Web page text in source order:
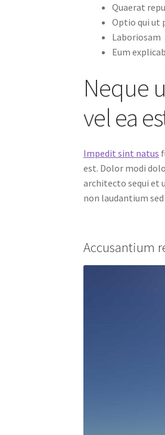
Quaerat
Optio qui ut
Laboriosam
Eum
Neque
vel ea
Impedit sint natus
est. Dolor modi
architecto sequi et
non laudantium sed
Accusantium